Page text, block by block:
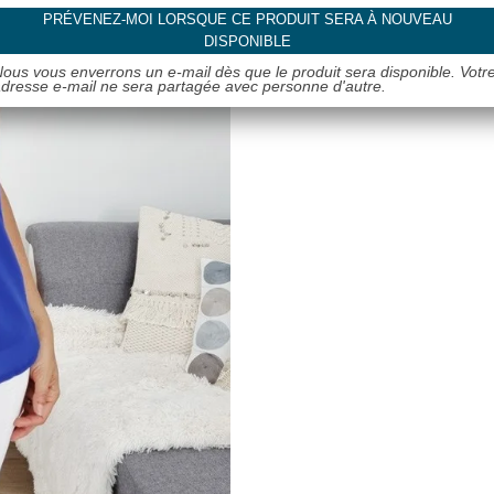
PRÉVENEZ-MOI LORSQUE CE PRODUIT SERA À NOUVEAU
DISPONIBLE
vous enverrons un e-mail dès que le produit sera disponible.
e-mail ne sera partagée avec personne d'autre.